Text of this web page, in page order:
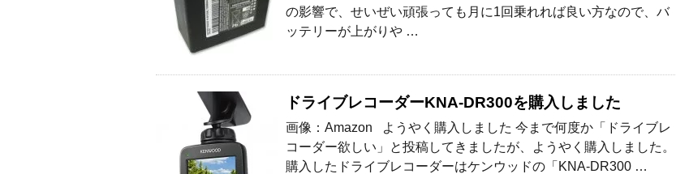
の影響で、せいぜい頑張っても月に1回乗れれば良い方なので、バ
ッテリーが上がりや …
ドライブレコーダーKNA-DR300を購入しました
画像：Amazon ようやく購入しました 今まで何度か「ドライブレ
コーダー欲しい」と投稿してきましたが、ようやく購入しました。
購入したドライブレコーダーはケンウッドの「KNA-DR300 …